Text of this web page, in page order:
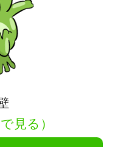
見る）